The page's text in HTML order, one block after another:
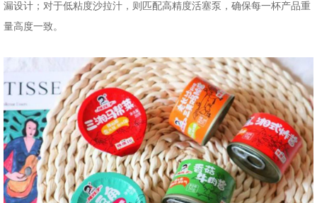
漏设计；对于低粘度沙拉汁，则匹配高精度活塞泵，确保每一杯产品重
量高度一致。